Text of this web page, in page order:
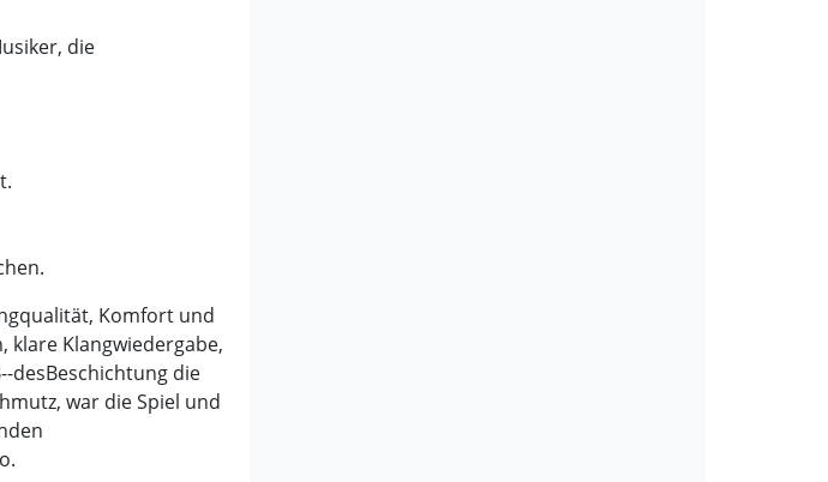
die
Komfort und
klare Klangwiedergabe,
desBeschichtung die
war die Spiel und